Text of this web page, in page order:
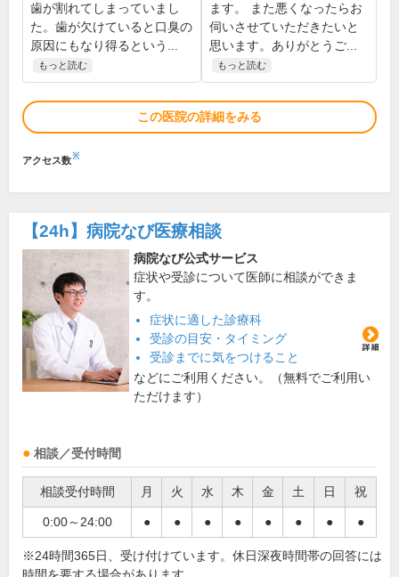
歯が割れてしまっていまし
た。歯が欠けていると口臭の
原因にもなり得るという...
もっと読む
ます。 また悪くなったらお
伺いさせていただきたいと
思います。ありがとうご...
もっと読む
この医院の詳細をみる
アクセス数※
【24h】 病院なび医療相談
病院なび公式サービス
症状や受診について医師に相談ができま
す。
症状に適した診療科
受診の目安・タイミング
受診までに気をつけること
などにご利用ください。（無料でご利用い
ただけます）
相談／受付時間
相談受付時間 月 火 水 木 金 土 日 祝
0:00～24:00 ● ● ● ● ● ● ● ●
※24時間365日、受け付けています。休日深夜時間帯の回答には